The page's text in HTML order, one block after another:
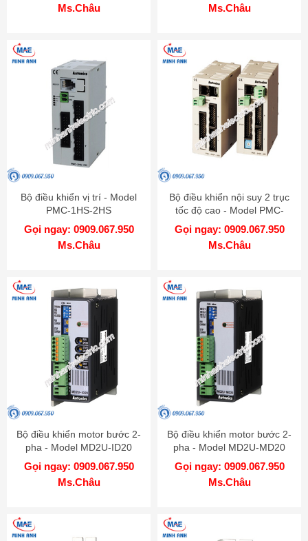
Ms.Châu
Ms.Châu
Bộ điều khiển vị trí - Model
PMC-1HS-2HS
Gọi ngay: 0909.067.950
Ms.Châu
Bộ điều khiển nội suy 2 trục
tốc độ cao - Model PMC-
2HSP
Gọi ngay: 0909.067.950
Ms.Châu
Bộ điều khiển motor bước 2-
pha - Model MD2U-ID20
Gọi ngay: 0909.067.950
Ms.Châu
Bộ điều khiển motor bước 2-
pha - Model MD2U-MD20
Gọi ngay: 0909.067.950
Ms.Châu